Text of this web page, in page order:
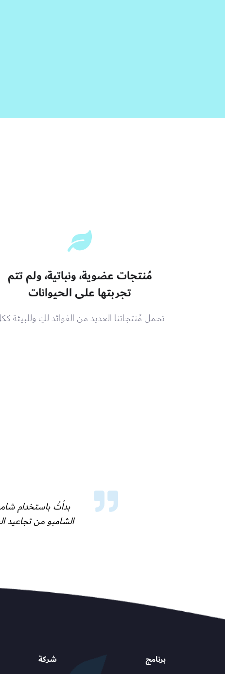
مُنتجات عضوية، ونباتية، ولم تتم
تجربتها على الحيوانات
تحمل مُنتجاتنا العديد من الفوائد لكِ وللبيئة
الشامبو من تجاعيد
برنامج شركة